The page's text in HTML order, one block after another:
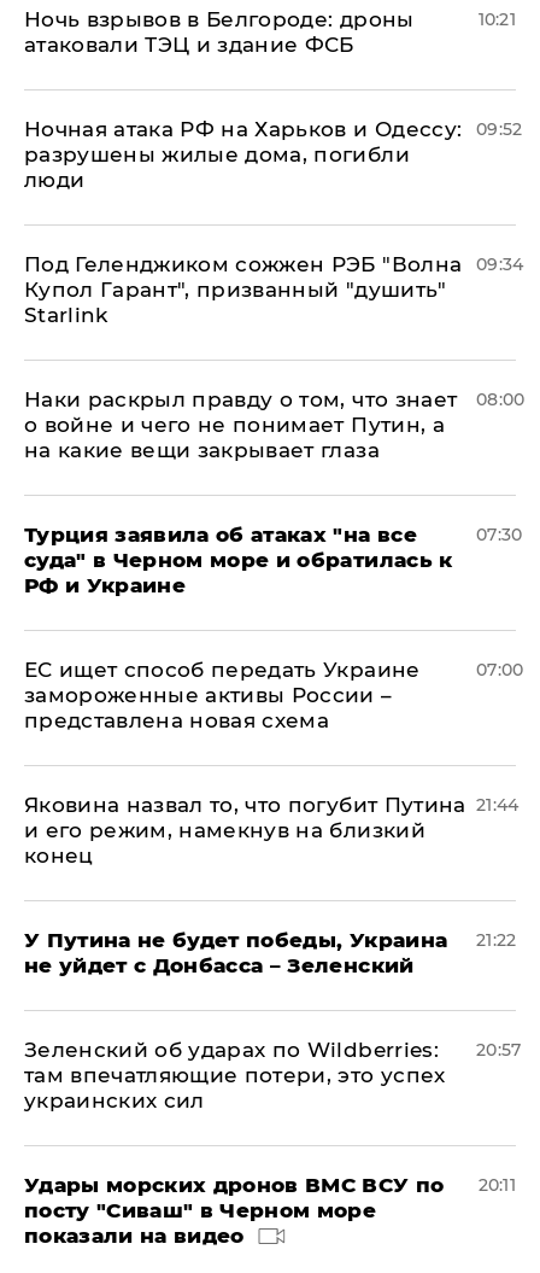
​Ночь взрывов в Белгороде: дроны
атаковали ТЭЦ и здание ФСБ
10:21
​Ночная атака РФ на Харьков и Одессу:
разрушены жилые дома, погибли
люди
09:52
Под Геленджиком сожжен РЭБ "Волна
Купол Гарант", призванный "душить"
Starlink
09:34
Наки раскрыл правду о том, что знает
о войне и чего не понимает Путин, а
на какие вещи закрывает глаза
08:00
Турция заявила об атаках "на все
суда" в Черном море и обратилась к
РФ и Украине
07:30
ЕС ищет способ передать Украине
замороженные активы России –
представлена новая схема
07:00
Яковина назвал то, что погубит Путина
и его режим, намекнув на близкий
конец
21:44
У Путина не будет победы, Украина
не уйдет с Донбасса – Зеленский
21:22
Зеленский об ударах по Wildberries:
там впечатляющие потери, это успех
украинских сил
20:57
Удары морских дронов ВМС ВСУ по
посту "Сиваш" в Черном море
показали на видео
20:11